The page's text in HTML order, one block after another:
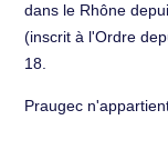
dans le Rhône
(inscrit à l'Ordre
18.
Praugec